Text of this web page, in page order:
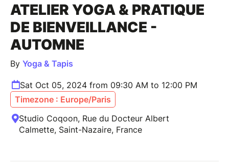
ATELIER YOGA & PRATIQUE
DE BIENVEILLANCE -
AUTOMNE
By Yoga & Tapis
Sat Oct 05, 2024 from 09:30 AM to 12:00 PM
Timezone : Europe/Paris
Studio Coqoon, Rue du Docteur Albert
Calmette, Saint-Nazaire, France